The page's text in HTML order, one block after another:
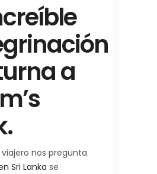
a
nos pregunta
Sri Lanka se